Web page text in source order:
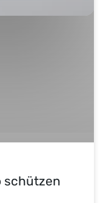
schützen